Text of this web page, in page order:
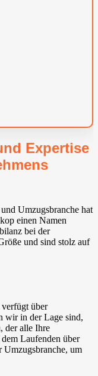
Expertise
Umzugsbranche hat
einen Namen
bei der
und sind stolz auf
über
wir in der Lage sind,
der alle Ihre
Laufenden über
Umzugsbranche, um